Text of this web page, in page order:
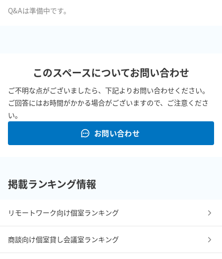
Q&Aは準備中です。
このスペースについてお問い合わせ
ご不明な点がございましたら、下記よりお問い合わせください。
ご回答にはお時間がかかる場合がございますので、ご注意くださ
い。
お問い合わせ
掲載ランキング情報
リモートワーク向け個室ランキング
商談向け個室貸し会議室ランキング